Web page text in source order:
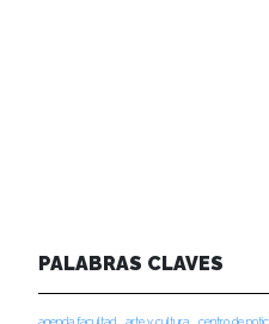
PALABRAS CLAVES